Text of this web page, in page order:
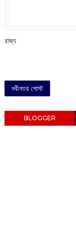
রাজ্য
নবীনতর পোস্ট
BLOGGER